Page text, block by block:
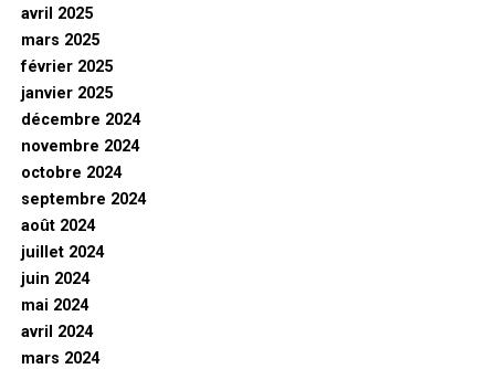
avril 2025
mars 2025
février 2025
janvier 2025
décembre 2024
novembre 2024
octobre 2024
septembre 2024
août 2024
juillet 2024
juin 2024
mai 2024
avril 2024
mars 2024